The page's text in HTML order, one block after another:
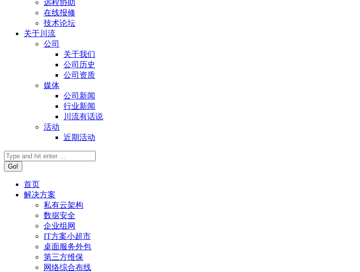
远程协助
在线报修
技术论坛
关于川流
公司
关于我们
公司历史
公司资质
媒体
公司新闻
行业新闻
川流有话说
活动
近期活动
首页
解决方案
私有云架构
数据安全
企业组网
IT方案小超市
桌面服务外包
第三方维保
网络综合布线